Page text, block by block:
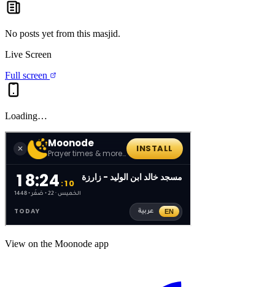
No posts yet from this masjid.
Live Screen
Full screen
Loading…
View on the Moonode app